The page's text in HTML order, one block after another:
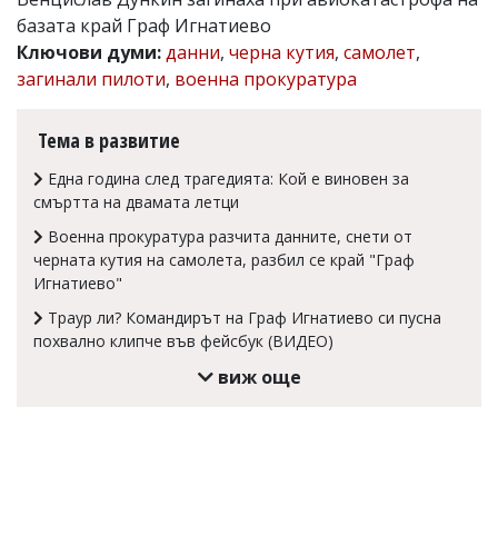
Коментарите
под
статиите
се
читателите
редакцията
отговорност
откриете
обиден
базата край Граф Игнатиево
Ключови думи:данни, черна кутия, самолет,
загинали пилоти, военна прокуратура
Тема в развитие
Една година след трагедията: Кой е виновен за
смъртта на двамата летци
Военна прокуратура разчита данните, снети от
черната кутия на самолета, разбил се край "Граф
Игнатиево"
Траур ли? Командирът на Граф Игнатиево си пусна
похвално клипче във фейсбук (ВИДЕО)
виж още